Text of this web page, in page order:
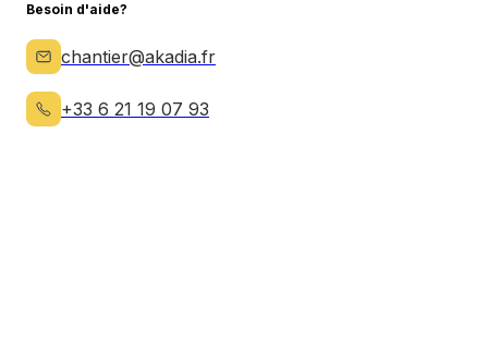
Besoin d'aide?
chantier@akadia.fr
+33 6 21 19 07 93